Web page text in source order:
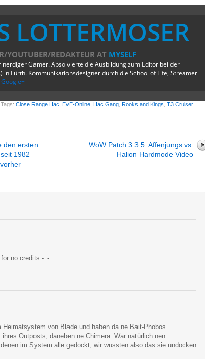
LOTTERMOSER
YOUTUBER/REDAKTEUR AT MYSELF
nerdiger Gamer. Absolvierte die Ausbildung zum Editor bei der
in Fürth. Kommunikationsdesigner durch die School of Life, Streamer
Google+
Tags: Close Range Hac EvE-Online Hac Gang Rooks and Kings T3 Cruiser
den ersten
1982 –
WoW Patch 3.3.5: Affenjungs vs.
Halion Hardmode Video
no credits -_-
Heimatsystem von Blade und haben da ne Bait-Phobos
Outposts, daneben ne Chimera. War natürlich nen
im System alle gedockt, wir wussten also das sie undocken